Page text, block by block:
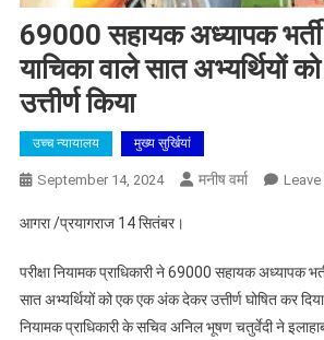
69000 सहायक अध्यापक
याचिका वाले सात अभ्यर्थियों
उत्तीर्ण किया
उच्च न्यायालय मुख्य सुर्खियां
September 14, 2024 मनीष वर्मा
आगरा /प्रयागराज 14 सितंबर।
परीक्षा नियामक प्राधिकारी ने 69000 सहायक अध्यापक
सात अभ्यर्थियों को एक एक अंक देकर उत्तीर्ण घोषित कर
नियामक प्राधिकारी के सचिव अनिल भूषण चतुर्वेदी ने